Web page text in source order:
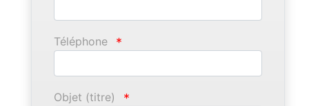
Téléphone *
Objet (titre) *